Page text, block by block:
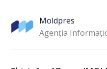
Moldpres
Agenția